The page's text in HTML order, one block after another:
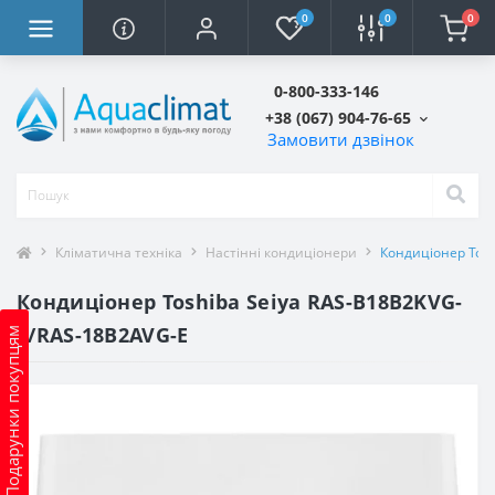
0 0 0
0-800-333-146
+38 (067) 904-76-65
Замовити дзвінок
Подарунки покупцям
Кліматична техніка Настінні кондиціонери Кондиціонер
Кондиціонер Toshiba Seiya RAS-B18B2KVG-
E/RAS-18B2AVG-E